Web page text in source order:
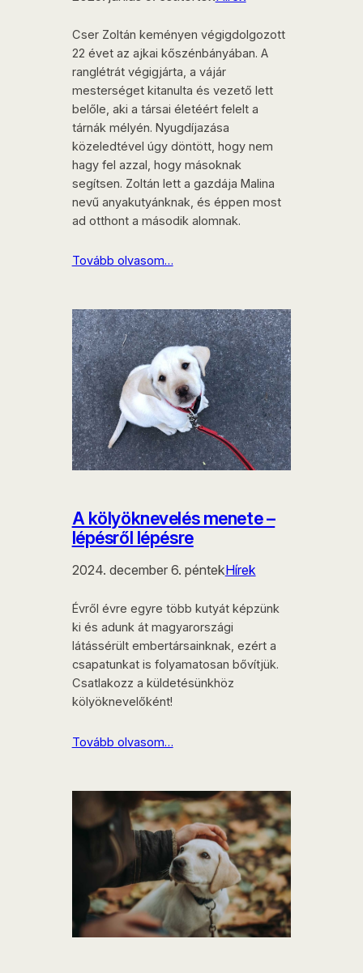
Cser Zoltán keményen végigdolgozott
22 évet az ajkai kőszénbányában. A
ranglétrát végigjárta, a vájár
mesterséget kitanulta és vezető lett
belőle, aki a társai életéért felelt a
tárnák mélyén. Nyugdíjazása
közeledtével úgy döntött, hogy nem
hagy fel azzal, hogy másoknak
segítsen. Zoltán lett a gazdája Malina
nevű anyakutyánknak, és éppen most
ad otthont a második alomnak.
Tovább olvasom…
A kölyöknevelés menete –
lépésről lépésre
2024. december 6. péntekHírek
Évről évre egyre több kutyát képzünk
ki és adunk át magyarországi
látássérült embertársainknak, ezért a
csapatunkat is folyamatosan bővítjük.
Csatlakozz a küldetésünkhöz
kölyöknevelőként!
Tovább olvasom…